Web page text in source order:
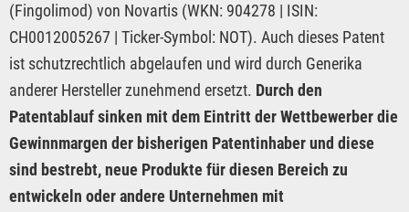
(Fingolimod) von Novartis (WKN: 904278 | ISIN:
CH0012005267 | Ticker-Symbol: NOT). Auch dieses Patent
ist schutzrechtlich abgelaufen und wird durch Generika
anderer Hersteller zunehmend ersetzt. Durch den
Patentablauf sinken mit dem Eintritt der Wettbewerber die
Gewinnmargen der bisherigen Patentinhaber und diese
sind bestrebt, neue Produkte für diesen Bereich zu
entwickeln oder andere Unternehmen mit